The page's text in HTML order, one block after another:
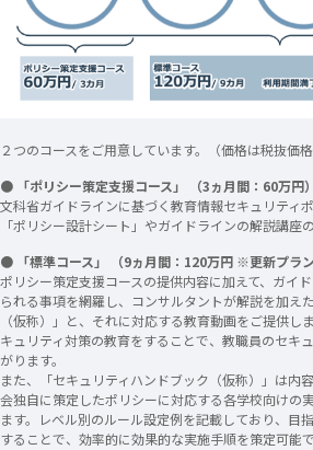
２つのコースをご用意しています。（価格は税抜価格
● 「ポリシー策定支援コース」 （3ヵ月間：60万円）
文科省ガイドラインに基づく教育情報セキュリティ
「ポリシー設計シート」やガイドラインの解説講座
● 「標準コース」 （9ヵ月間：120万円 ※更新プラ
ポリシー策定支援コースの提供内容に加えて、ガイ
られる事項を網羅し、コンサルタントが解説を加え
（仮称）」と、それに対応する教育動画をご提供し
キュリティ対策の教育をすることで、教職員のセキ
がります。​
また、「セキュリティハンドブック（仮称）」は内
会独自に策定したポリシーに対応する各学校向けの
ます。​レベル別のルール設定例を記載しており、目
することで、効率的に効果的な実施手順を策定可能で